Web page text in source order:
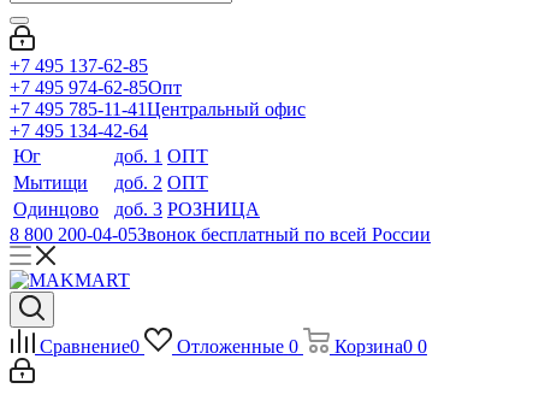
+7 495 137-62-85
+7 495 974-62-85Опт
+7 495 785-11-41Центральный офис
+7 495 134-42-64
Юг
доб. 1 ОПТ
Мытищи
доб. 2 ОПТ
Одинцово
доб. 3 РОЗНИЦА
8 800 200-04-05Звонок бесплатный по всей России
Сравнение0 Отложенные 0 Корзина0 0